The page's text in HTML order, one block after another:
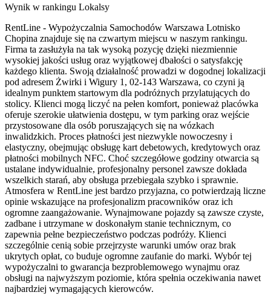
Wynik w rankingu Lokalsy
RentLine - Wypożyczalnia Samochodów Warszawa Lotnisko
Chopina znajduje się na czwartym miejscu w naszym rankingu.
Firma ta zasłużyła na tak wysoką pozycję dzięki niezmiennie
wysokiej jakości usług oraz wyjątkowej dbałości o satysfakcję
każdego klienta. Swoją działalność prowadzi w dogodnej lokalizacji
pod adresem Żwirki i Wigury 1, 02-143 Warszawa, co czyni ją
idealnym punktem startowym dla podróżnych przylatujących do
stolicy. Klienci mogą liczyć na pełen komfort, ponieważ placówka
oferuje szerokie ułatwienia dostępu, w tym parking oraz wejście
przystosowane dla osób poruszających się na wózkach
inwalidzkich. Proces płatności jest niezwykle nowoczesny i
elastyczny, obejmując obsługę kart debetowych, kredytowych oraz
płatności mobilnych NFC. Choć szczegółowe godziny otwarcia są
ustalane indywidualnie, profesjonalny personel zawsze dokłada
wszelkich starań, aby obsługa przebiegała szybko i sprawnie.
Atmosfera w RentLine jest bardzo przyjazna, co potwierdzają liczne
opinie wskazujące na profesjonalizm pracowników oraz ich
ogromne zaangażowanie. Wynajmowane pojazdy są zawsze czyste,
zadbane i utrzymane w doskonałym stanie technicznym, co
zapewnia pełne bezpieczeństwo podczas podróży. Klienci
szczególnie cenią sobie przejrzyste warunki umów oraz brak
ukrytych opłat, co buduje ogromne zaufanie do marki. Wybór tej
wypożyczalni to gwarancja bezproblemowego wynajmu oraz
obsługi na najwyższym poziomie, która spełnia oczekiwania nawet
najbardziej wymagających kierowców.